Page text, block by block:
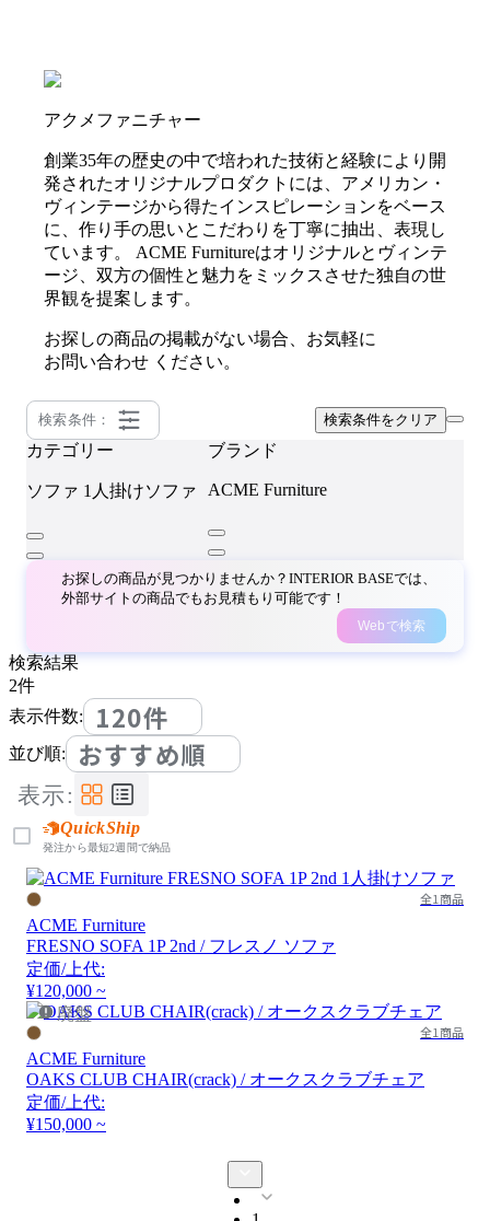
アクメファニチャー
創業35年の歴史の中で培われた技術と経験により開
発されたオリジナルプロダクトには、アメリカン・
ヴィンテージから得たインスピレーションをベース
に、作り手の思いとこだわりを丁寧に抽出、表現し
ています。 ACME Furnitureはオリジナルとヴィンテ
ージ、双方の個性と魅力をミックスさせた独自の世
界観を提案します。
お探しの商品の掲載がない場合、お気軽に
お問い合わせ ください。
検索条件： 検索条件をクリア
カテゴリー
ソファ 1人掛けソファ
ブランド
ACME Furniture
お探しの商品が見つかりませんか？INTERIOR BASEでは、
外部サイトの商品でもお見積もり可能です！
Webで検索
検索結果
2件
表示件数:
120件
並び順: おすすめ順
表示:
QuickShip
発注から最短2週間で納品
全1商品
ACME Furniture
FRESNO SOFA 1P 2nd / フレスノ ソファ
定価/上代:
¥120,000 ~
廃盤
全1商品
ACME Furniture
OAKS CLUB CHAIR(crack) / オークスクラブチェア
定価/上代:
¥150,000 ~